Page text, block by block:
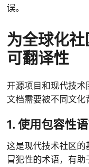
误。
为全球化
可翻译性
开源项目和现代技
文档需要被不同文化
1. 使用包容性
这是现代技术社区
冒犯性的术语，有